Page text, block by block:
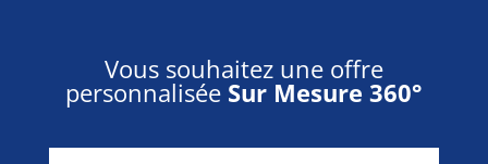
Vous souhaitez une offre
personnalisée Sur Mesure 360°